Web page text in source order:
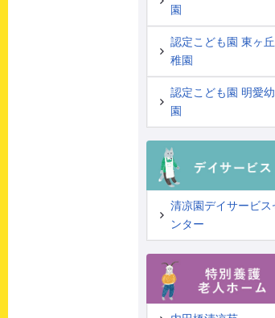
園
認定こども園 東ヶ
稚園
認定こども園 明愛
園
清凉園デイサービス
ンター